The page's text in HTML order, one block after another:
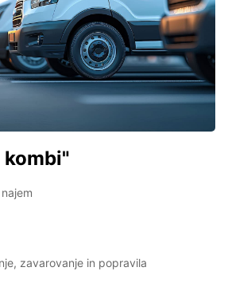
kombi"
zavarovanje in popravila